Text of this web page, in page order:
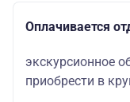
Оплачивается
экскурсионное
приобрести в